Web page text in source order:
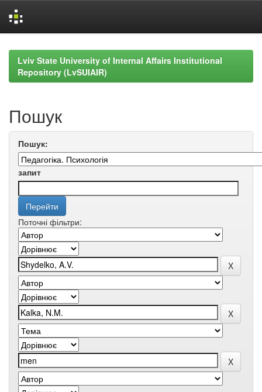
navigationLviv State University of Internal Affairs Institutional
Repository (LvSUIAIR)
Пошук
Пошук:
запит
Поточні фільтри: